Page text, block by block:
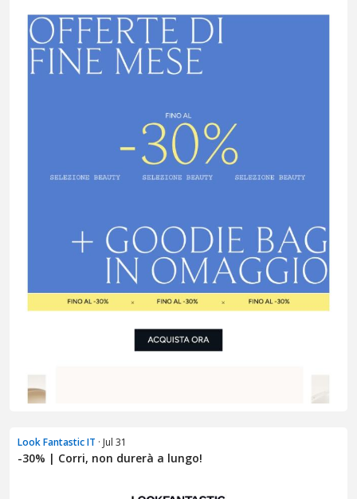
Look Fantastic IT · Jul 31
-30% | Corri, non durerà a lungo!